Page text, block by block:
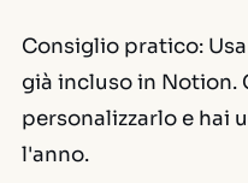
Consiglio pratico:
già incluso in Notion.
personalizzarlo e hai
l'anno.